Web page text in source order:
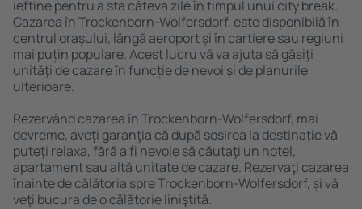
ieftine pentru a sta câteva zile în timpul unui city break.
Cazarea în Trockenborn-Wolfersdorf, este disponibilă în
centrul orașului, lângă aeroport și în cartiere sau regiuni
mai puțin populare. Acest lucru vă va ajuta să găsiţi
unităţi de cazare în funcție de nevoi și de planurile
ulterioare.
Rezervând cazarea în Trockenborn-Wolfersdorf, mai
devreme, aveți garanţia că după sosirea la destinație vă
puteţi relaxa, fără a fi nevoie să căutaţi un hotel,
apartament sau altă unitate de cazare. Rezervaţi cazarea
înainte de călătoria spre Trockenborn-Wolfersdorf, și vă
veţi bucura de o călătorie liniştită.